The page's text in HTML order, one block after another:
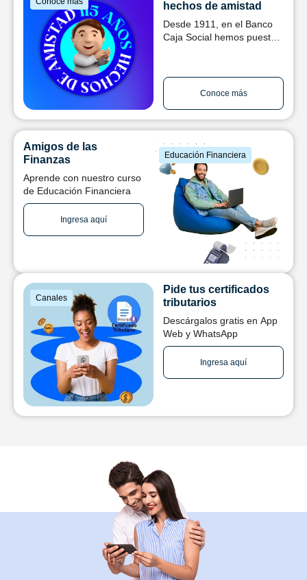
hechos de amistad
Desde 1911, en el Banco
Caja Social hemos puesto
Conoce más
Educación Financiera
Amigos de las
Finanzas
Aprende con nuestro curso
de Educación Financiera
Ingresa aquí
Canales
Pide tus certificados
tributarios
Descárgalos gratis en App
Web y WhatsApp
Ingresa aquí